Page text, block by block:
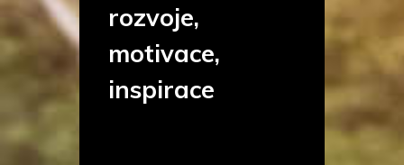
rozvoje,
motivace,
inspirace